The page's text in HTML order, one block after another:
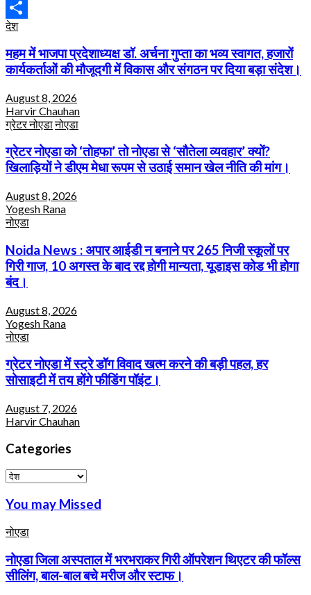
Email
Share
देश
महम में भाजपा प्रदेशाध्यक्ष डॉ. अर्चना गुप्ता का भव्य स्वागत, हजारों
कार्यकर्ताओं की मौजूदगी में विकास और संगठन पर दिया बड़ा संदेश।
August 8, 2026
Harvir Chauhan
ग्रेटर नोएडानोएडा
ग्रेटर नोएडा को ‘तोहफा’ तो नोएडा से ‘सौतेला व्यवहार’ क्यों?
खिलाड़ियों ने डीएम मेधा रूपम से उठाई समान खेल नीति की मांग।
August 8, 2026
Yogesh Rana
नोएडा
Noida News : अपार आईडी न बनाने पर 265 निजी स्कूलों पर
गिरी गाज, 10 अगस्त के बाद रद्द होगी मान्यता, यूडाइस कोड भी होगा
बंद।
August 8, 2026
Yogesh Rana
नोएडा
ग्रेटर नोएडा में स्ट्रे डॉग विवाद खत्म करने की बड़ी पहल, हर
सोसाइटी में तय होंगे फीडिंग पॉइंट।
August 7, 2026
Harvir Chauhan
Categories
Categories
You may Missed
नोएडा
नोएडा जिला अस्पताल में भरभराकर गिरी ऑपरेशन थिएटर की फॉल्स
सीलिंग, बाल-बाल बचे मरीज और स्टाफ।